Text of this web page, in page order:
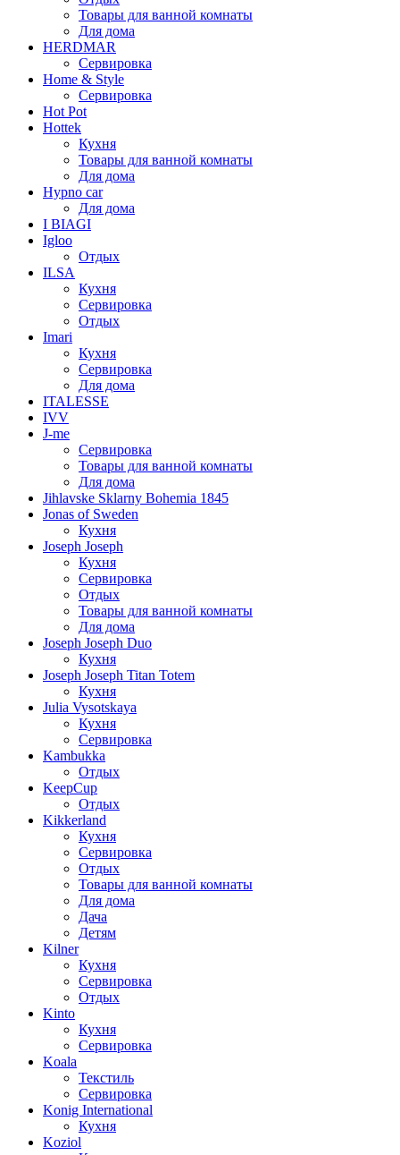
Товары для ванной комнаты
Для дома
HERDMAR
Сервировка
Home & Style
Сервировка
Hot Pot
Hottek
Кухня
Товары для ванной комнаты
Для дома
Hypno car
Для дома
I BIAGI
Igloo
Отдых
ILSA
Кухня
Сервировка
Отдых
Imari
Кухня
Сервировка
Для дома
ITALESSE
IVV
J-me
Сервировка
Товары для ванной комнаты
Для дома
Jihlavske Sklarny Bohemia 1845
Jonas of Sweden
Кухня
Joseph Joseph
Кухня
Сервировка
Отдых
Товары для ванной комнаты
Для дома
Joseph Joseph Duo
Кухня
Joseph Joseph Titan Totem
Кухня
Julia Vysotskaya
Кухня
Сервировка
Kambukka
Отдых
KeepCup
Отдых
Kikkerland
Кухня
Сервировка
Отдых
Товары для ванной комнаты
Для дома
Дача
Детям
Kilner
Кухня
Сервировка
Отдых
Kinto
Кухня
Сервировка
Koala
Текстиль
Сервировка
Konig International
Кухня
Koziol